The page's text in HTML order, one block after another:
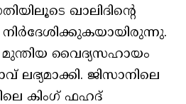
ഖാലിദിന്റെ
വൈദ്യസഹായം
ലഭ്യമാക്കി. ജിസാനിലെ
കിംഗ് ഫഹദ്